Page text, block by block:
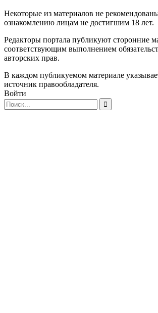
Некоторые из материалов не
ознакомлению лицам не достигшим 18 лет.
Редакторы портала публикуют сторонние
соответствующим выполнением
авторских прав.
В каждом публикуемом материале
источник правообладателя.
Войти